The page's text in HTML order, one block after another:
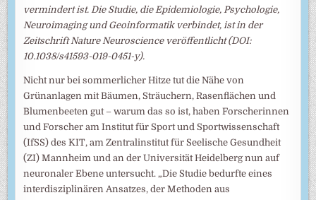
vermindert ist. Die Studie, die Epidemiologie, Psychologie,
Neuroimaging und Geoinformatik verbindet, ist in der
Zeitschrift Nature Neuroscience veröffentlicht (DOI:
10.1038/s41593-019-0451-y).
Nicht nur bei sommerlicher Hitze tut die Nähe von
Grünanlagen mit Bäumen, Sträuchern, Rasenflächen und
Blumenbeeten gut – warum das so ist, haben Forscherinnen
und Forscher am Institut für Sport und Sportwissenschaft
(IfSS) des KIT, am Zentralinstitut für Seelische Gesundheit
(ZI) Mannheim und an der Universität Heidelberg nun auf
neuronaler Ebene untersucht. „Die Studie bedurfte eines
interdisziplinären Ansatzes, der Methoden aus